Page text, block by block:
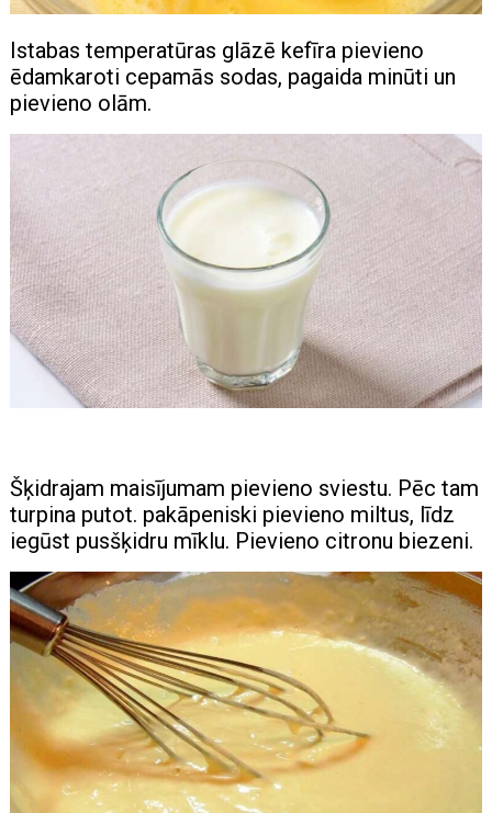
Istabas temperatūras glāzē kefīra pievieno
ēdamkaroti cepamās sodas, pagaida minūti un
pievieno olām.
Šķidrajam maisījumam pievieno sviestu. Pēc tam
turpina putot. pakāpeniski pievieno miltus, līdz
iegūst pusšķidru mīklu. Pievieno citronu biezeni.